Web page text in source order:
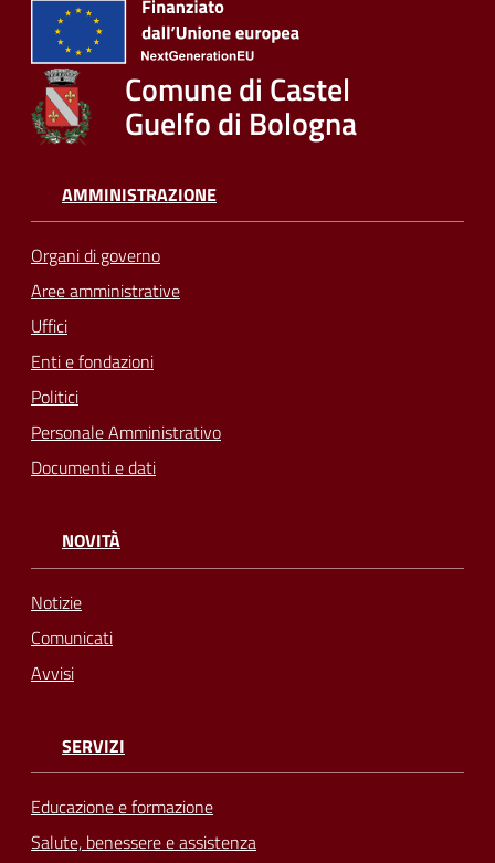
Comune di Castel
Guelfo di Bologna
AMMINISTRAZIONE
Organi di governo
Aree amministrative
Uffici
Enti e fondazioni
Politici
Personale Amministrativo
Documenti e dati
NOVITÀ
Notizie
Comunicati
Avvisi
SERVIZI
Educazione e formazione
Salute, benessere e assistenza